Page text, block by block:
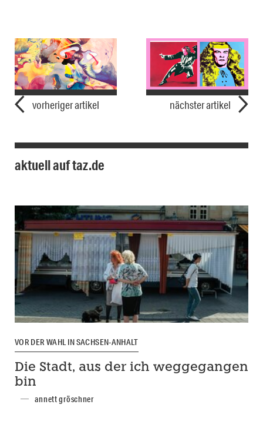
vorheriger artikel nächster artikel
aktuell auf taz.de
VOR DER WAHL IN SACHSEN-ANHALT
Die Stadt, aus der ich weggegangen
bin
annett gröschner